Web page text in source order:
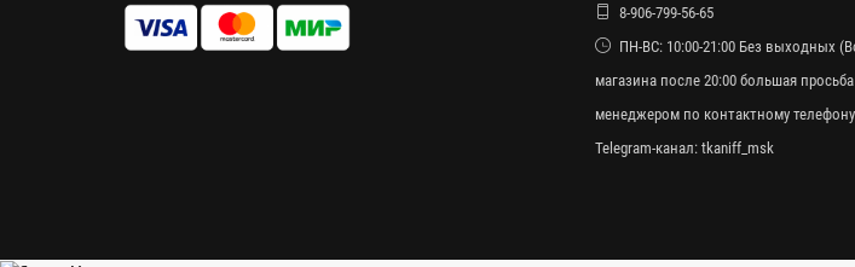
8-906-799-56-65
ПН-ВС: 10:00-21:00 Без выходных
магазина после 20:00 большая
менеджером по контактному
Telegram-канал: tkaniff_msk